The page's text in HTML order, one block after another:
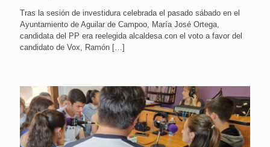
Tras la sesión de investidura celebrada el pasado sábado en el
Ayuntamiento de Aguilar de Campoo, María José Ortega,
candidata del PP era reelegida alcaldesa con el voto a favor del
candidato de Vox, Ramón […]